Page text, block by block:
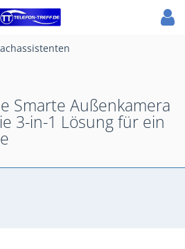
Smarte Außenkamera
3-in-1 Lösung für ein